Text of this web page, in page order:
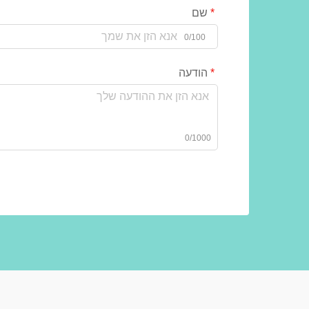
שם
0/100
הודעה
0/1000